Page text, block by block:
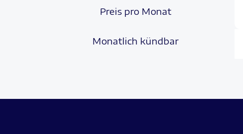
Preis pro Monat
Monatlich kündbar